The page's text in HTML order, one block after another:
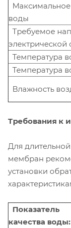
воды
Требуемое
электрической
Температура
Температура
Влажность
Требования к
Для
мембран
установки
Показатель
качества воды: